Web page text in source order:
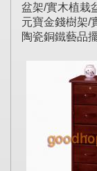
盆架/實木植栽
元寶金錢樹架/
陶瓷銅鐵藝品